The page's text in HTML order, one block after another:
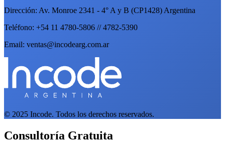
Dirección: Av. Monroe 2341 - 4° A y B (CP1428) Argentina
Teléfono: +54 11 4780-5806 // 4782-5390
Email: ventas@incodearg.com.ar
© 2025 Incode. Todos los derechos reservados.
Consultoría Gratuita